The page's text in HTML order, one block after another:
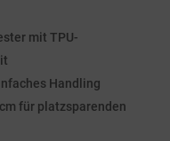
mit TPU-
Handling
für platzsparenden